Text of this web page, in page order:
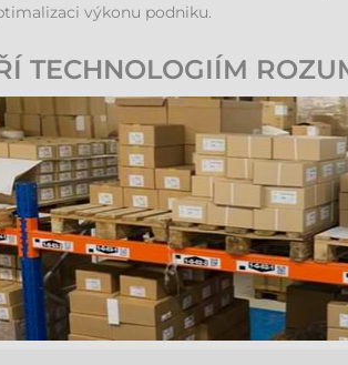
výkonu podniku.
TECHNOLOGIÍM